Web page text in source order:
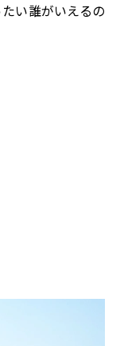
い誰がいえるの